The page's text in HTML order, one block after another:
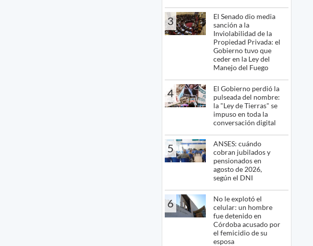
3
El Senado dio media
sanción a la
Inviolabilidad de la
Propiedad Privada: el
Gobierno tuvo que
ceder en la Ley del
Manejo del Fuego
4
El Gobierno perdió la
pulseada del nombre:
la "Ley de Tierras" se
impuso en toda la
conversación digital
5
ANSES: cuándo
cobran jubilados y
pensionados en
agosto de 2026,
según el DNI
6
No le explotó el
celular: un hombre
fue detenido en
Córdoba acusado por
el femicidio de su
esposa